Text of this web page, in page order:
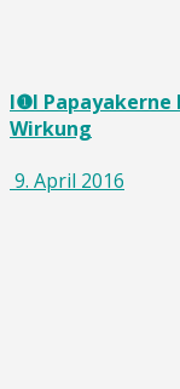
I❶I
Wirkung
9. April 2016